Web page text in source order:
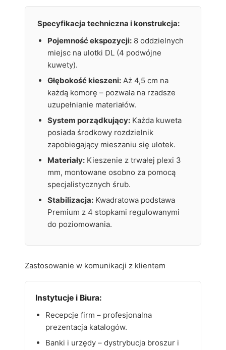
Specyfikacja techniczna i konstrukcja:
Pojemność ekspozycji: 8 oddzielnych
miejsc na ulotki DL (4 podwójne
kuwety).
Głębokość kieszeni: Aż 4,5 cm na
każdą komorę – pozwala na rzadsze
uzupełnianie materiałów.
System porządkujący: Każda kuweta
posiada środkowy rozdzielnik
zapobiegający mieszaniu się ulotek.
Materiały: Kieszenie z trwałej plexi 3
mm, montowane osobno za pomocą
specjalistycznych śrub.
Stabilizacja: Kwadratowa podstawa
Premium z 4 stopkami regulowanymi
do poziomowania.
Zastosowanie w komunikacji z klientem
Instytucje i Biura:
Recepcje firm – profesjonalna
prezentacja katalogów.
Banki i urzędy – dystrybucja broszur i